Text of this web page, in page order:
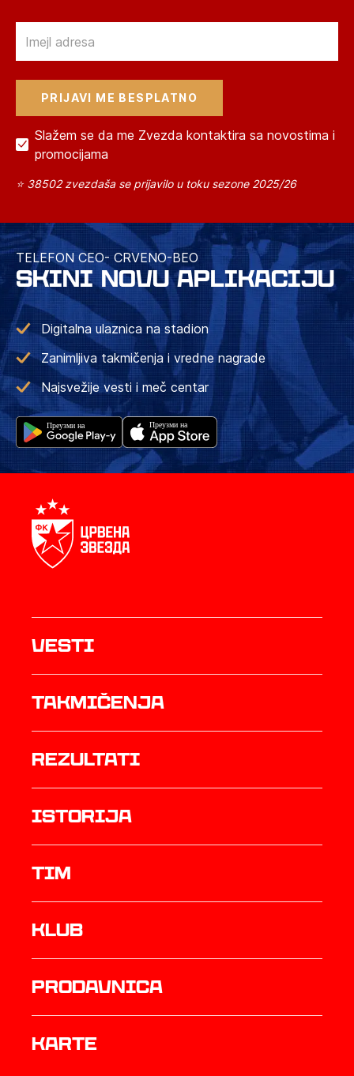
Slažem se da me Zvezda kontaktira sa novostima i
promocijama
⭐ 38502 zvezdaša se prijavilo u toku sezone 2025/26
TELEFON CEO- CRVENO-BEO
SKINI NOVU APLIKACIJU
Digitalna ulaznica na stadion
Zanimljiva takmičenja i vredne nagrade
Najsvežije vesti i meč centar
Vesti
Takmičenja
rezultati
istorija
TIM
Klub
prodavnica
Karte